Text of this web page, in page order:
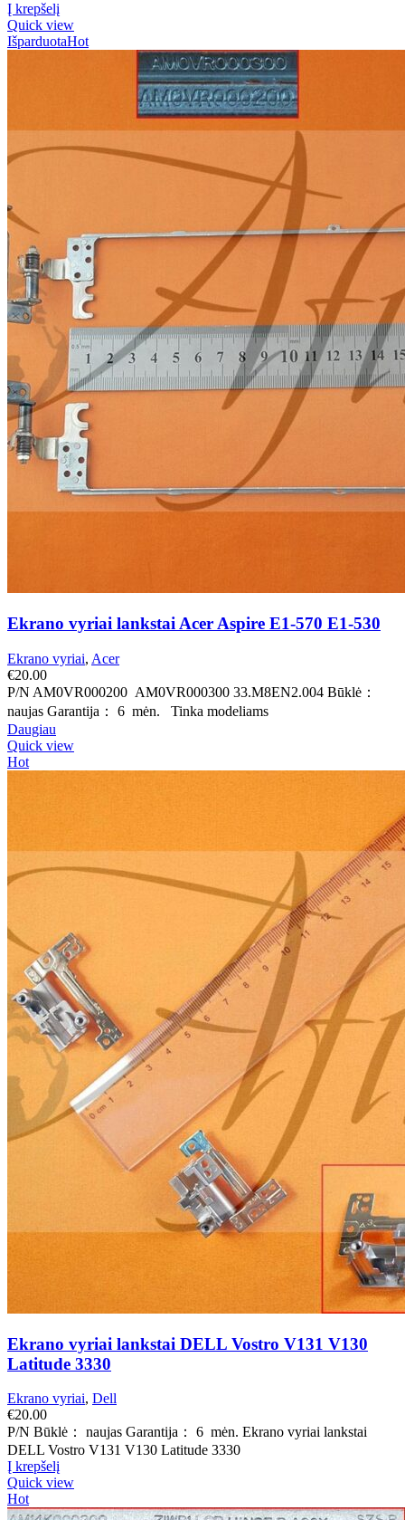
Į krepšelį
Quick view
IšparduotaHot
Ekrano vyriai lankstai Acer Aspire E1-570 E1-530
Ekrano vyriai, Acer
€20.00
P/N AM0VR000200 AM0VR000300 33.M8EN2.004 Būklė：
naujas Garantija： 6 mėn. Tinka modeliams
Daugiau
Quick view
Hot
Ekrano vyriai lankstai DELL Vostro V131 V130
Latitude 3330
Ekrano vyriai, Dell
€20.00
P/N Būklė： naujas Garantija： 6 mėn. Ekrano vyriai lankstai
DELL Vostro V131 V130 Latitude 3330
Į krepšelį
Quick view
Hot